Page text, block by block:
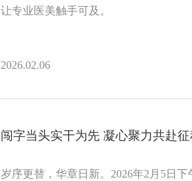
让专业医美触手可及。
2026.02.06
闯字当头实干为先 凝心聚力共赴
岁序更替，华章日新。2026年2月5日